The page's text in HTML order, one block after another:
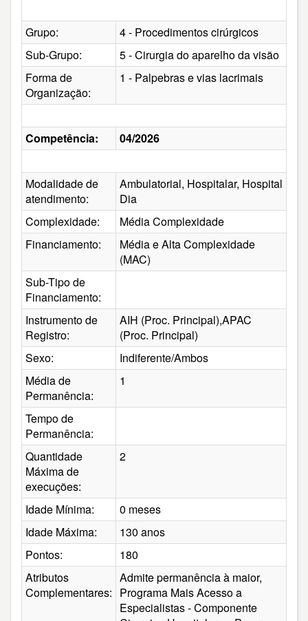
Grupo:
4 - Procedimentos cirúrgicos
Sub-Grupo:
5 - Cirurgia do aparelho da visão
Forma de
Organização:
1 - Palpebras e vias lacrimais
Competência: 04/2026
Modalidade de
atendimento:
Ambulatorial, Hospitalar, Hospital
Dia
Complexidade:
Média Complexidade
Financiamento:
Média e Alta Complexidade
(MAC)
Sub-Tipo de
Financiamento:
Instrumento de
Registro:
AIH (Proc. Principal),APAC
(Proc. Principal)
Sexo:
Indiferente/Ambos
Média de
Permanência:
1
Tempo de
Permanência:
Quantidade
Máxima de
execuções:
2
Idade Mínima:
0 meses
Idade Máxima:
130 anos
Pontos:
180
Atributos
Complementares:
Admite permanência à maior,
Programa Mais Acesso a
Especialistas - Componente